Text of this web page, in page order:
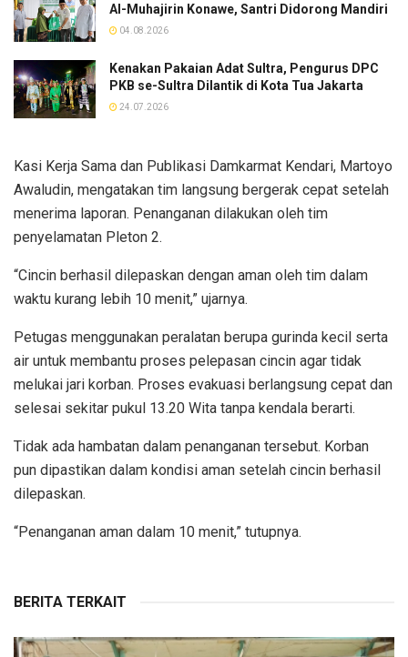
Al-Muhajirin Konawe, Santri Didorong Mandiri
04.08.2026
Kenakan Pakaian Adat Sultra, Pengurus DPC
PKB se-Sultra Dilantik di Kota Tua Jakarta
24.07.2026
Kasi Kerja Sama dan Publikasi Damkarmat Kendari, Martoyo
Awaludin, mengatakan tim langsung bergerak cepat setelah
menerima laporan. Penanganan dilakukan oleh tim
penyelamatan Pleton 2.
“Cincin berhasil dilepaskan dengan aman oleh tim dalam
waktu kurang lebih 10 menit,” ujarnya.
Petugas menggunakan peralatan berupa gurinda kecil serta
air untuk membantu proses pelepasan cincin agar tidak
melukai jari korban. Proses evakuasi berlangsung cepat dan
selesai sekitar pukul 13.20 Wita tanpa kendala berarti.
Tidak ada hambatan dalam penanganan tersebut. Korban
pun dipastikan dalam kondisi aman setelah cincin berhasil
dilepaskan.
“Penanganan aman dalam 10 menit,” tutupnya.
BERITA TERKAIT